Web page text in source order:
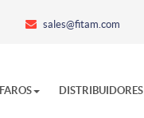
sales@fitam.com
FAROS DISTRIBUIDORES